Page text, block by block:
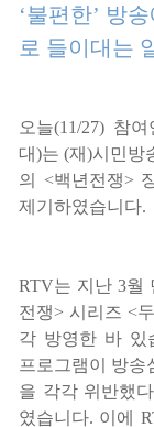
‘불편한’ 방
로 들이대는
오늘(11/27) 참
대)는 (재)시민방
의 <백년전쟁>
제기하였습니다.
RTV는 지난 3월
전쟁> 시리즈 <
각 방영한 바 있
프로그램이 방송
을 각각 위반했
였습니다. 이에